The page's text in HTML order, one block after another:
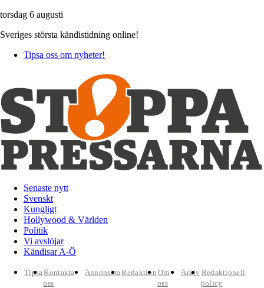
torsdag 6 augusti
Sveriges största kändistidning online!
Tipsa oss om nyheter!
Senaste nytt
Svenskt
Kungligt
Hollywood & Världen
Politik
Vi avslöjar
Kändisar A-Ö
TipsaKontakta
oss
AnnonseraRedaktion Om
oss
Arkiv Redaktionell
policy